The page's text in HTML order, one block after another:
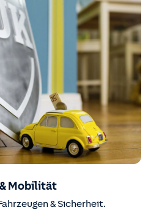
Mobilität
& Sicherheit.